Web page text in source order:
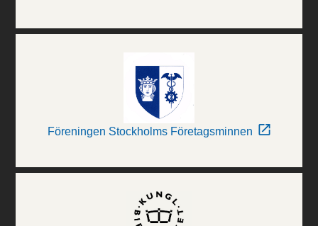
Föreningen Stockholms Företagsminnen